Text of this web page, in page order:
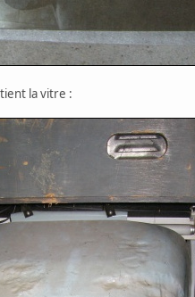
la vitre :